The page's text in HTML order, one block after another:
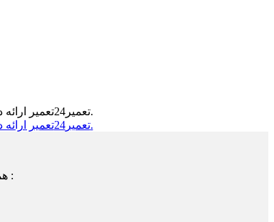
همشهری گرامی! شما می توانید جهت دریافت اطلاعات، سوالات و یا درخواست اعزام تعمیرکار/سرویسکار با شماره های ذیل نیز تماس حاصل فرمایید :